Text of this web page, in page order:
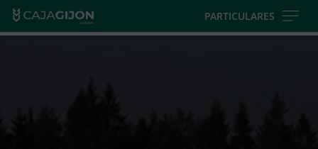
PARTICULARES